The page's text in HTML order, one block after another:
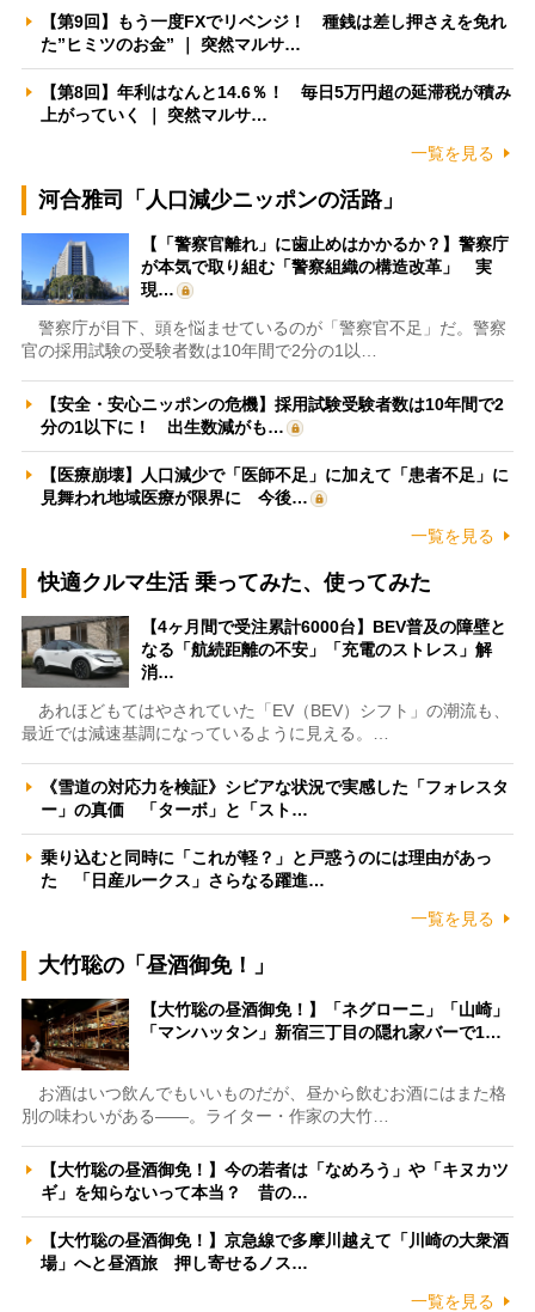
【第9回】もう一度FXでリベンジ！ 種銭は差し押さえを免れ
た”ヒミツのお金” ｜ 突然マルサ…
【第8回】年利はなんと14.6％！ 毎日5万円超の延滞税が積み
上がっていく ｜ 突然マルサ…
一覧を見る
河合雅司「人口減少ニッポンの活路」
【「警察官離れ」に歯止めはかかるか？】警察庁
が本気で取り組む「警察組織の構造改革」 実
現…
警察庁が目下、頭を悩ませているのが「警察官不足」だ。警察
官の採用試験の受験者数は10年間で2分の1以…
【安全・安心ニッポンの危機】採用試験受験者数は10年間で2
分の1以下に！ 出生数減がも…
【医療崩壊】人口減少で「医師不足」に加えて「患者不足」に
見舞われ地域医療が限界に 今後…
一覧を見る
快適クルマ生活 乗ってみた、使ってみた
【4ヶ月間で受注累計6000台】BEV普及の障壁と
なる「航続距離の不安」「充電のストレス」解
消…
あれほどもてはやされていた「EV（BEV）シフト」の潮流も、
最近では減速基調になっているように見える。…
《雪道の対応力を検証》シビアな状況で実感した「フォレスタ
ー」の真価 「ターボ」と「スト…
乗り込むと同時に「これが軽？」と戸惑うのには理由があっ
た 「日産ルークス」さらなる躍進…
一覧を見る
大竹聡の「昼酒御免！」
【大竹聡の昼酒御免！】「ネグローニ」「山崎」
「マンハッタン」新宿三丁目の隠れ家バーで1…
お酒はいつ飲んでもいいものだが、昼から飲むお酒にはまた格
別の味わいがある――。ライター・作家の大竹…
【大竹聡の昼酒御免！】今の若者は「なめろう」や「キヌカツ
ギ」を知らないって本当？ 昔の…
【大竹聡の昼酒御免！】京急線で多摩川越えて「川崎の大衆酒
場」へと昼酒旅 押し寄せるノス…
一覧を見る